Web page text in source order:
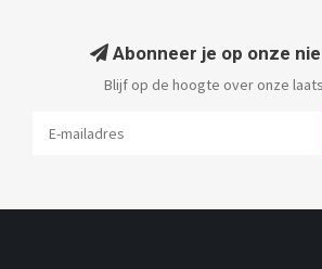
Abonneer je op onze
Blijf op de hoogte over onze